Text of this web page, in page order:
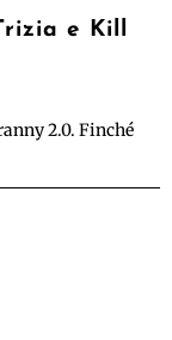
e Kill
2.0. Finché